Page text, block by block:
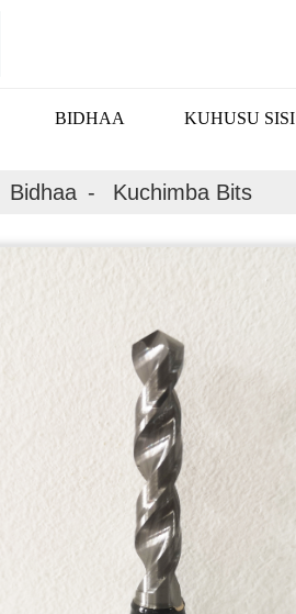
BIDHAA KUHUSU SISI
Bidhaa Kuchimba Bits